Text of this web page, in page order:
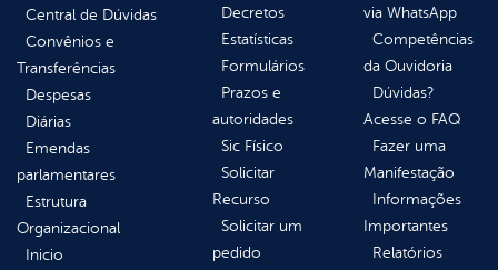
Central de Dúvidas
Convênios e
Transferências
Despesas
Diárias
Emendas
parlamentares
Estrutura
Organizacional
Inicio
Decretos
Estatísticas
Formulários
Prazos e
autoridades
Sic Físico
Solicitar
Recurso
Solicitar um
pedido
via WhatsApp
Competências
da Ouvidoria
Dúvidas?
Acesse o FAQ
Fazer uma
Manifestação
Informações
Importantes
Relatórios